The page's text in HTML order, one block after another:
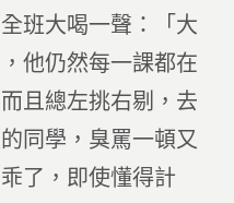
班大喝一聲：「大
他仍然每一課都在
且總左挑右剔，去
同學，臭罵一頓又
了，即使懂得計